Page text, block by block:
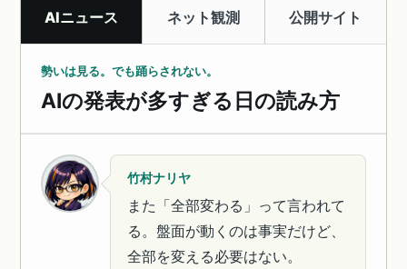
AIニュース ネット観測 公開サイト
勢いは見る。でも踊らされない。
AIの発表が多すぎる日の読み方
竹村ナリヤ
また「全部変わる」って言われて
る。盤面が動くのは事実だけど、
全部を変える必要はない。